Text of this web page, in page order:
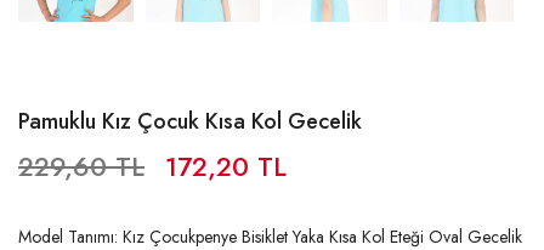
Pamuklu Kız Çocuk Kısa Kol Gecelik
229,60 TL 172,20 TL
Model Tanımı: Kız Çocukpenye Bisiklet Yaka Kısa Kol Eteği Oval Gecelik